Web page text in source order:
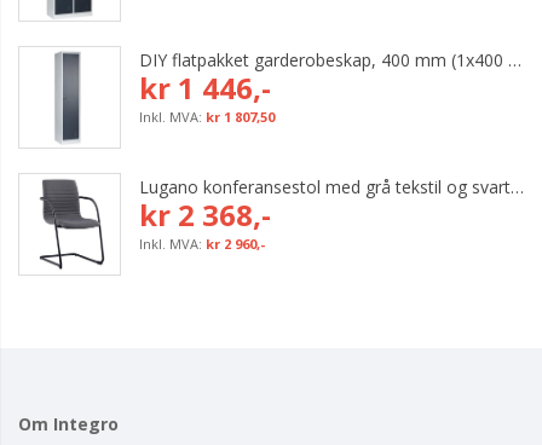
DIY flatpakket garderobeskap, 400 mm (1x400 mm = 1 rom)
kr 1 446,-
kr 1 807,50
Lugano konferansestol med grå tekstil og svart bøyleunderstell
kr 2 368,-
kr 2 960,-
Om Integro